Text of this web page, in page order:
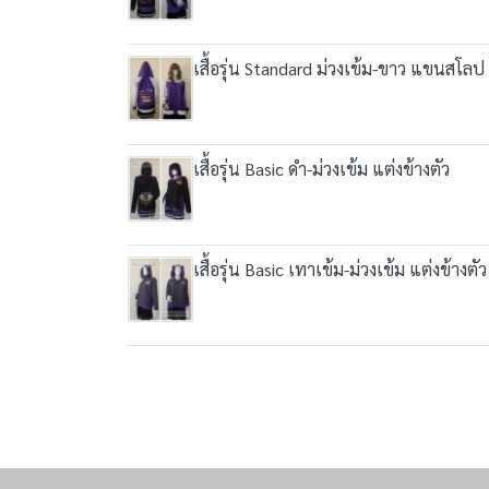
เสื้อรุ่น Standard ม่วงเข้ม-ขาว แขนสโลป
เสื้อรุ่น Basic ดำ-ม่วงเข้ม แต่งข้างตัว
เสื้อรุ่น Basic เทาเข้ม-ม่วงเข้ม แต่งข้างตัว